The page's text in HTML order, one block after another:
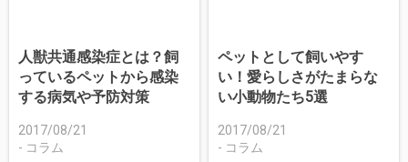
人獣共通感染症とは？飼
っているペットから感染
する病気や予防対策
2017/08/21
コラム
ペットとして飼いやす
い！愛らしさがたまらな
い小動物たち5選
2017/08/21
コラム